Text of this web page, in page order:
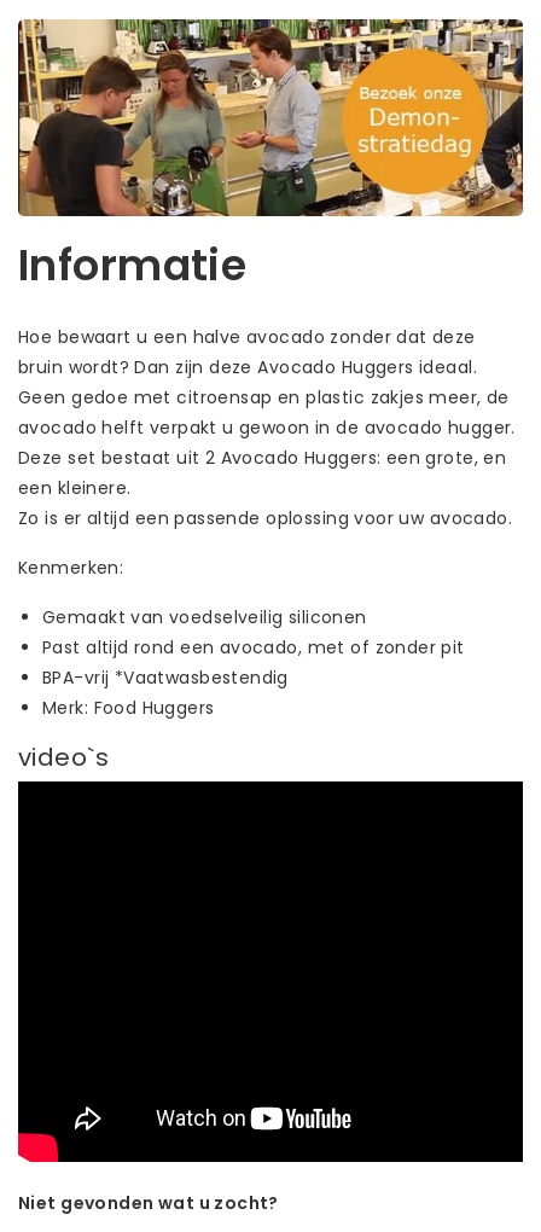
Informatie
Hoe bewaart u een halve avocado zonder dat deze
bruin wordt? Dan zijn deze Avocado Huggers ideaal.
Geen gedoe met citroensap en plastic zakjes meer, de
avocado helft verpakt u gewoon in de avocado hugger.
Deze set bestaat uit 2 Avocado Huggers: een grote, en
een kleinere.
Zo is er altijd een passende oplossing voor uw avocado.
Kenmerken:
Gemaakt van voedselveilig siliconen
Past altijd rond een avocado, met of zonder pit
BPA-vrij *Vaatwasbestendig
Merk: Food Huggers
video`s
Niet gevonden wat u zocht?